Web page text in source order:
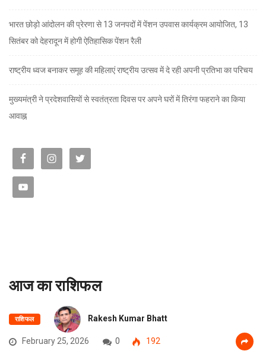
भारत छोड़ो आंदोलन की प्रेरणा से 13 जनपदों में पेंशन उपवास कार्यक्रम आयोजित, 13
सितंबर को देहरादून में होगी ऐतिहासिक पेंशन रैली
राष्ट्रीय ध्वज बनाकर समूह की महिलाएं राष्ट्रीय उत्सव में दे रही अपनी प्रतिभा का परिचय
मुख्यमंत्री ने प्रदेशवासियों से स्वतंत्रता दिवस पर अपने घरों में तिरंगा फहराने का किया
आवाह्न
आज का राशिफल
राशिफल Rakesh Kumar Bhatt
February 25, 2026 0 192